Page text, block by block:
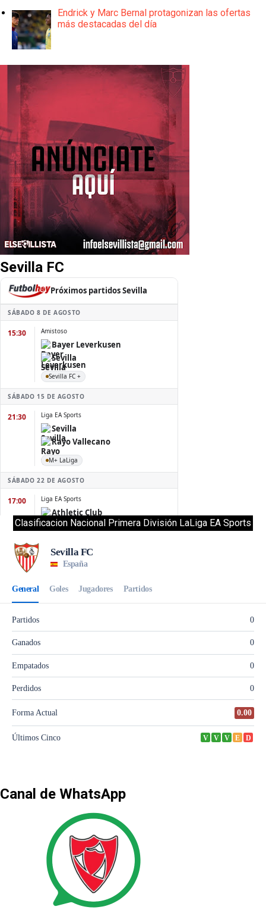
Endrick y Marc Bernal protagonizan las ofertas
más destacadas del día
Sevilla FC
Clasificacion Nacional Primera División LaLiga EA Sports
Canal de WhatsApp